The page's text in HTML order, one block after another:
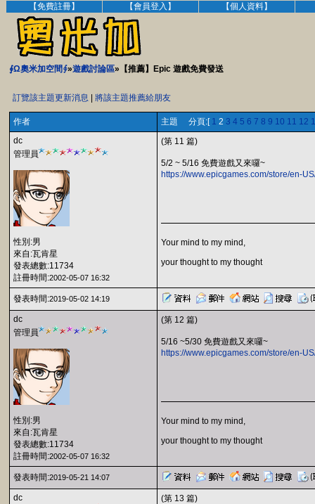
【免費註冊】 【會員登入】 【個人資料】
∮Ω奧米加空間∮»遊戲討論區»【推薦】Epic 遊戲免費發送
訂覽該主題更新消息 將該主題推薦給朋友
作者 主題 分頁:[ 1 2 3 4 5 6 7 8 9 10 11 12
dc
管理員
性別:男
來自:瓦肯星
發表總數:11734
註冊時間:2002-05-07 16:32
(第 11 篇)
5/2 ~ 5/16 免費遊戲又來囉~
https://www.epicgames.com/store/en-
Your mind to my mind,
your thought to my thought
發表時間:2019-05-02 14:19
dc
管理員
性別:男
來自:瓦肯星
發表總數:11734
註冊時間:2002-05-07 16:32
(第 12 篇)
5/16 ~5/30 免費遊戲又來囉~
https://www.epicgames.com/store/en-
Your mind to my mind,
your thought to my thought
發表時間:2019-05-21 14:07
dc
(第 13 篇)